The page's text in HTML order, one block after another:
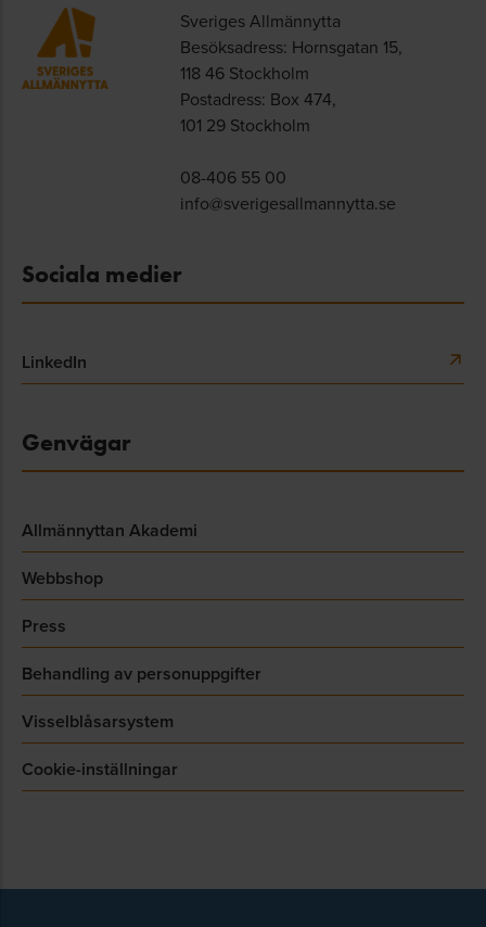
Sveriges Allmännytta
Besöksadress: Hornsgatan 15,
118 46 Stockholm
Postadress: Box 474,
101 29 Stockholm
08-406 55 00
info@sverigesallmannytta.se
Sociala medier
LinkedIn
Genvägar
Allmännyttan Akademi
Webbshop
Press
Behandling av personuppgifter
Visselblåsarsystem
Cookie-inställningar